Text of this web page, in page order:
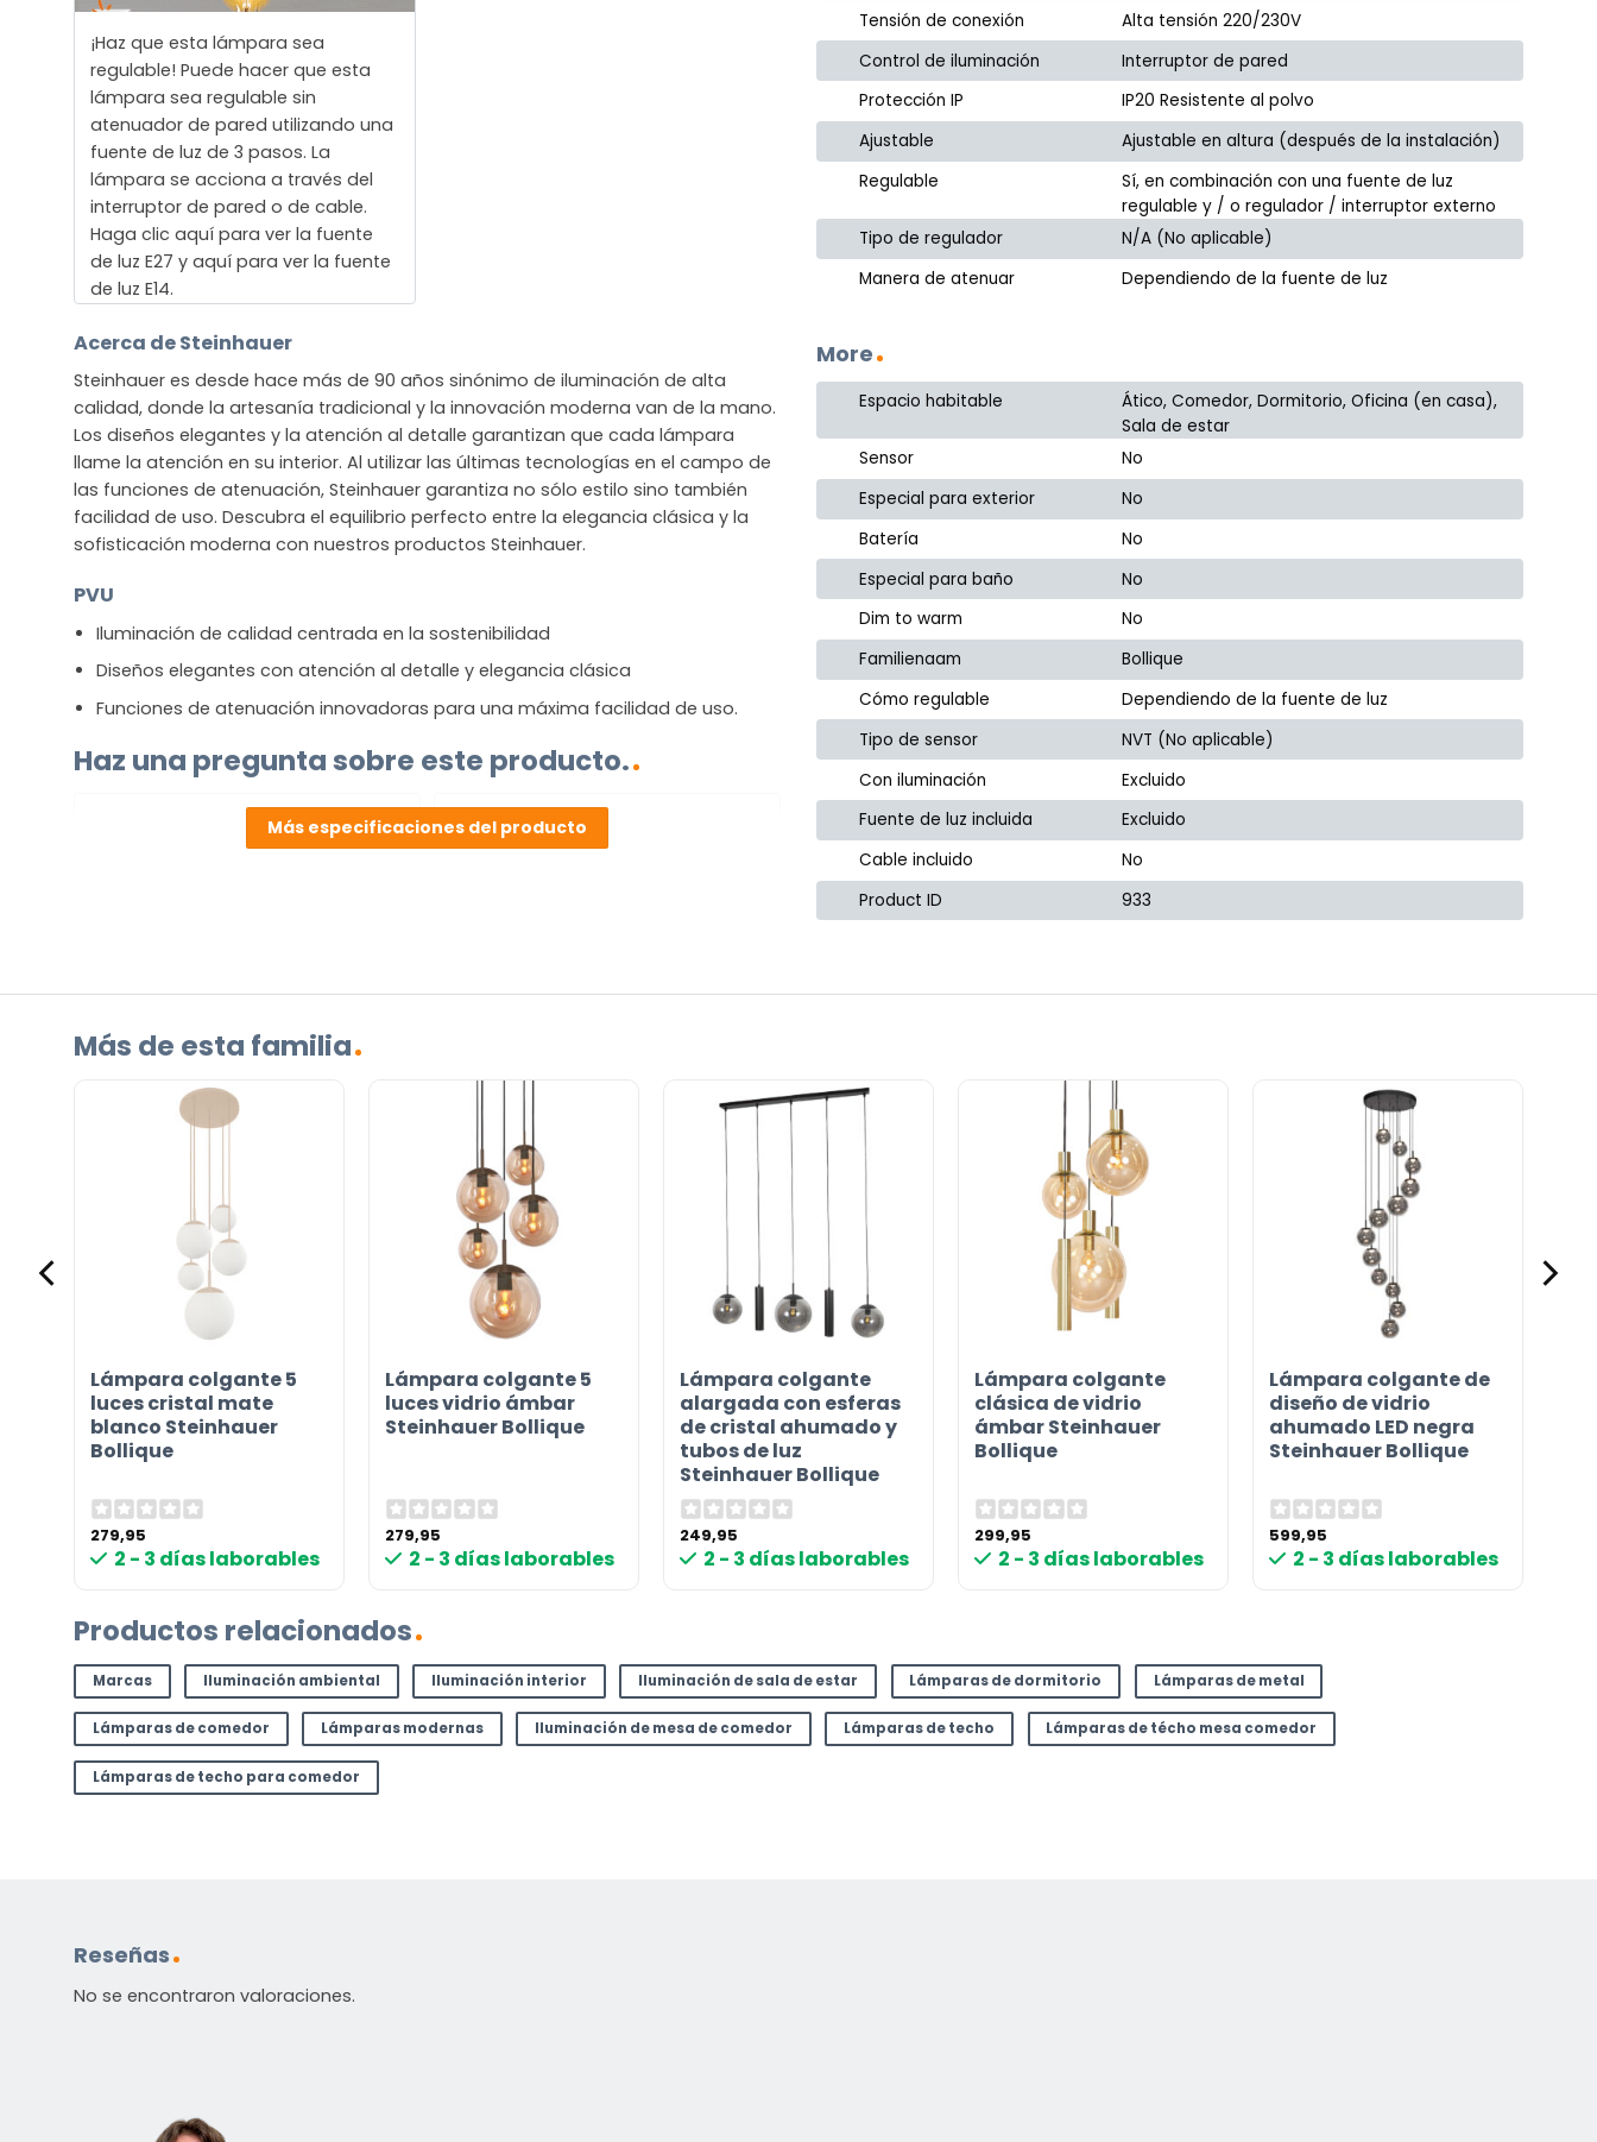
¡Haz que esta lámpara sea
regulable! Puede hacer que esta
lámpara sea regulable sin
atenuador de pared utilizando una
fuente de luz de 3 pasos. La
lámpara se acciona a través del
interruptor de pared o de cable.
Haga clic aquí para ver la fuente
de luz E27 y aquí para ver la fuente
de luz E14.
Acerca de Steinhauer
Steinhauer es desde hace más de 90 años sinónimo de iluminación de alta
calidad, donde la artesanía tradicional y la innovación moderna van de la mano.
Los diseños elegantes y la atención al detalle garantizan que cada lámpara
llame la atención en su interior. Al utilizar las últimas tecnologías en el campo de
las funciones de atenuación, Steinhauer garantiza no sólo estilo sino también
facilidad de uso. Descubra el equilibrio perfecto entre la elegancia clásica y la
sofisticación moderna con nuestros productos Steinhauer.
PVU
Iluminación de calidad centrada en la sostenibilidad
Diseños elegantes con atención al detalle y elegancia clásica
Funciones de atenuación innovadoras para una máxima facilidad de uso.
Haz una pregunta sobre este producto.
es
pregunta
Incluido por defecto
Instrucciones en diferentes idiomas
Etiqueta energética
Contáctenos. Puede comunicarse con nosotros por
correo electrónico ainfo@lamparas-en-linea.es.
Más especificaciones del producto
Tensión de conexión
Alta tensión 220/230V
Control de iluminación
Interruptor de pared
Protección IP
IP20 Resistente al polvo
Ajustable
Ajustable en altura (después de la instalación)
Regulable
Sí, en combinación con una fuente de luz
regulable y / o regulador / interruptor externo
Tipo de regulador
N/A (No aplicable)
Manera de atenuar
Dependiendo de la fuente de luz
More
Espacio habitable
Ático, Comedor, Dormitorio, Oficina (en casa),
Sala de estar
Sensor
No
Especial para exterior
No
Batería
No
Especial para baño
No
Dim to warm
No
Familienaam
Bollique
Cómo regulable
Dependiendo de la fuente de luz
Tipo de sensor
NVT (No aplicable)
Con iluminación
Excluido
Fuente de luz incluida
Excluido
Cable incluido
No
Product ID
933
Más de esta familia
Lámpara colgante 5
luces cristal mate
blanco Steinhauer
Bollique
279,95
2 - 3 días laborables
Lámpara colgante 5
luces vidrio ámbar
Steinhauer Bollique
279,95
2 - 3 días laborables
Lámpara colgante
alargada con esferas
de cristal ahumado y
tubos de luz
Steinhauer Bollique
249,95
2 - 3 días laborables
Lámpara colgante
clásica de vidrio
ámbar Steinhauer
Bollique
299,95
2 - 3 días laborables
Lámpara colgante de
diseño de vidrio
ahumado LED negra
Steinhauer Bollique
599,95
2 - 3 días laborables
Productos relacionados
Marcas Iluminación ambiental Iluminación interior Iluminación de sala de estar Lámparas de dormitorio Lámparas de metal
Lámparas de comedor Lámparas modernas Iluminación de mesa de comedor Lámparas de techo Lámparas de técho mesa comedor
Lámparas de techo para comedor
Reseñas
No se encontraron valoraciones.